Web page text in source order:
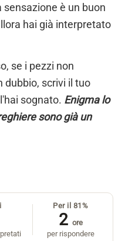
è un buon
hai già interpretato
se i pezzi non
dubbio, scrivi il tuo
sognato. Enigma lo
sono già un
Per il 81%
2 ore
per rispondere